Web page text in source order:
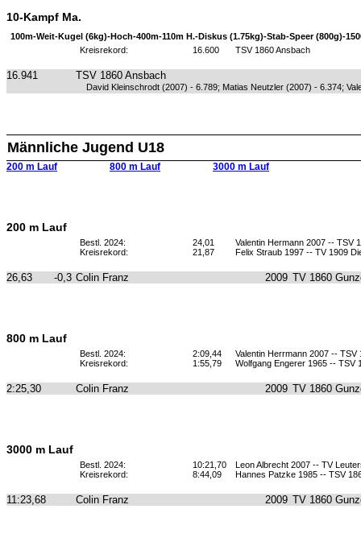
10-Kampf Ma.
100m-Weit-Kugel (6kg)-Hoch-400m-110m H.-Diskus (1.75kg)-Stab-Speer (800g)-
Kreisrekord:
16.600 TSV 1860 Ansbach
16.941 TSV 1860 Ansbach
David Kleinschrodt (2007) - 6.789; Matias Neutzler (2007) - 6.374;
Männliche Jugend U18
200 m Lauf 800 m Lauf 3000 m Lauf
200 m Lauf
Bestl. 2024: 24,01
Valentin Hermann 2007 -- TSV
Kreisrekord:
21,87 Felix Straub 1997 -- TV 1909
26,63 -0,3 Colin Franz 2009 TV 1860
800 m Lauf
Bestl. 2024: 2:09,44
Valentin Herrmann 2007 -- TSV
Kreisrekord:
1:55,79 Wolfgang Engerer 1965 -- TSV
2:25,30 Colin Franz 2009 TV 1860
3000 m Lauf
Bestl. 2024: 10:21,70
Leon Albrecht 2007 -- TV
Kreisrekord:
8:44,09 Hannes Patzke 1985 -- TSV
11:23,68 Colin Franz 2009 TV 1860